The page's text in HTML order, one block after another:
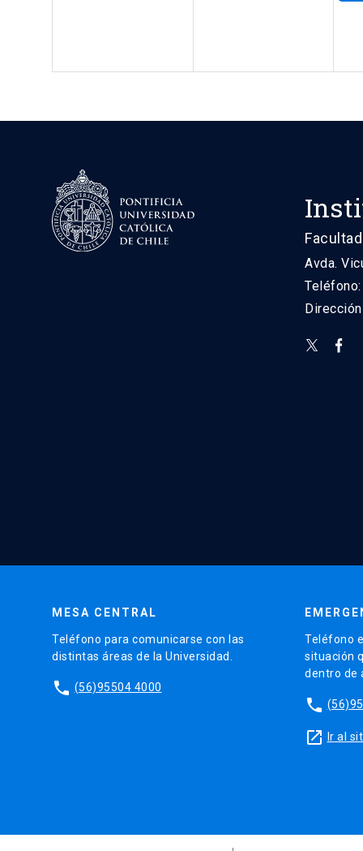
Avda.
MESA CENTRAL
Teléfono para comunicarse con las
distintas áreas de la Universidad.
phone (56)95504 4000
Teléfono
situación
dentro de
phone
launch Ir al